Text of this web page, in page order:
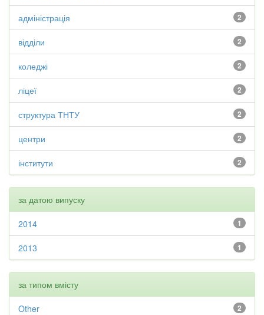
2
адміністрація
2
відділи
2
коледжі
2
ліцеї
2
структура ТНТУ
2
центри
2
інститути
за датою випуску
1
2014
1
2013
за типом вмісту
2
Other